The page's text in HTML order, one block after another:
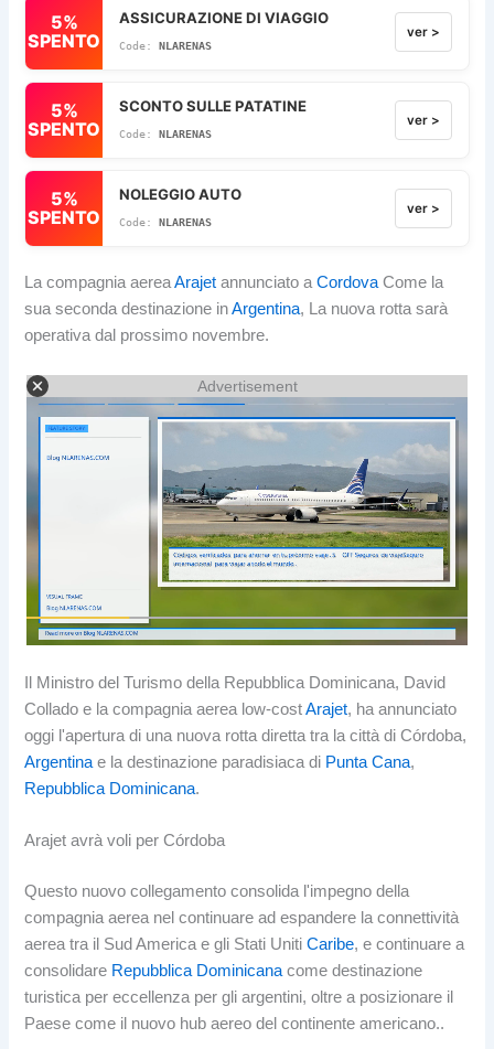
5%
SPENTO
ASSICURAZIONE DI VIAGGIO
NLARENAS
ver >
5%
SPENTO
SCONTO SULLE PATATINE
NLARENAS
ver >
5%
SPENTO
NOLEGGIO AUTO
NLARENAS
ver >
La compagnia aereaArajet annunciato aCordovaCome la
sua seconda destinazione inArgentina, La nuova rotta sarà
operativa dal prossimo novembre.
Advertisement
Il Ministro del Turismo della Repubblica Dominicana, David
Collado e la compagnia aerea low-costArajet, ha annunciato
oggi l'apertura di una nuova rotta diretta tra la città di Córdoba,
Argentina e la destinazione paradisiaca di Punta Cana,
Repubblica Dominicana.
Arajet avrà voli per Córdoba
Questo nuovo collegamento consolida l'impegno della
compagnia aerea nel continuare ad espandere la connettività
aerea tra il Sud America e gli Stati UnitiCaribe, e continuare a
consolidare Repubblica Dominicana come destinazione
turistica per eccellenza per gli argentini, oltre a posizionare il
Paese come il nuovo hub aereo del continente americano..